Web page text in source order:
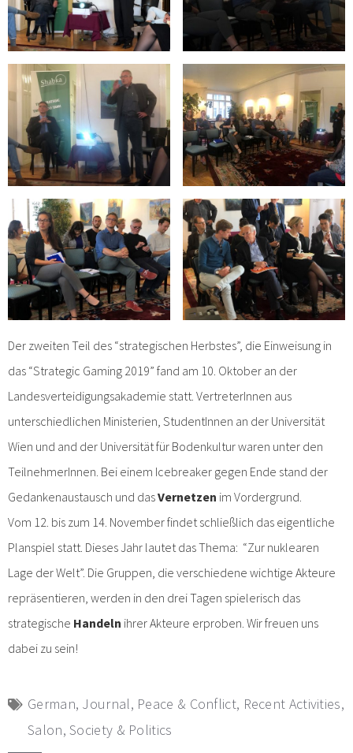
Der zweiten Teil des “strategischen Herbstes”, die Einweisung in
das “Strategic Gaming 2019” fand am 10. Oktober an der
Landesverteidigungsakademie statt. VertreterInnen aus
unterschiedlichen Ministerien, StudentInnen an der Universität
Wien und and der Universität für Bodenkultur waren unter den
TeilnehmerInnen. Bei einem Icebreaker gegen Ende stand der
Gedankenaustausch und dasVernetzen im Vordergrund.
Vom 12. bis zum 14. November findet schließlich das eigentliche
Planspiel statt. Dieses Jahr lautet das Thema: “Zur nuklearen
Lage der Welt”. Die Gruppen, die verschiedene wichtige Akteure
repräsentieren, werden in den drei Tagen spielerisch das
strategische Handeln ihrer Akteure erproben. Wir freuen uns
dabei zu sein!
German, Journal, Peace & Conflict, Recent Activities,
Salon,Society & Politics